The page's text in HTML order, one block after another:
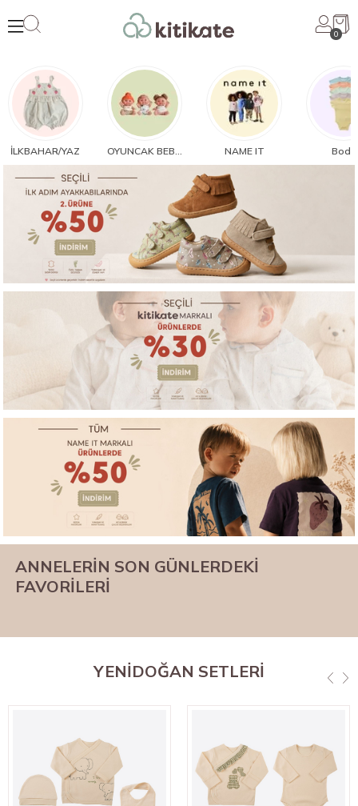
0
İLKBAHAR/YAZ OYUNCAK BEBEK NAME IT Body
ANNELERİN SON GÜNLERDEKİ
FAVORİLERİ
YENİDOĞAN SETLERİ